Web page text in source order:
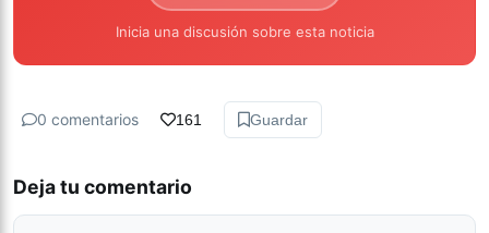
Inicia una discusión sobre esta noticia
0 comentarios 161 Guardar
Deja tu comentario